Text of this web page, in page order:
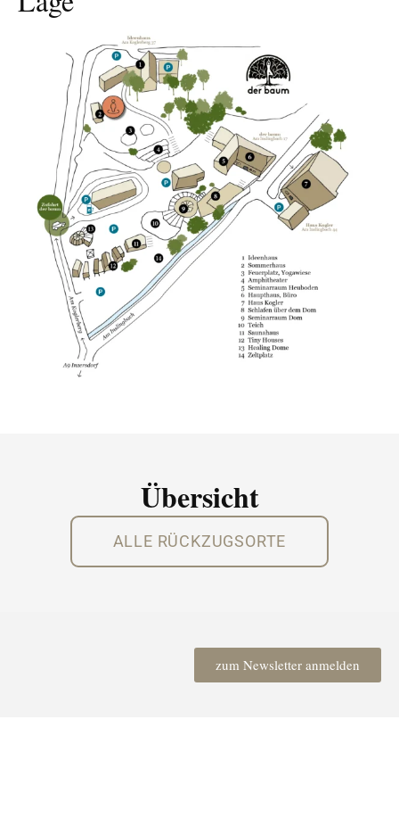
Übersicht
ALLE RÜCKZUGSORTE
zum Newsletter anmelden